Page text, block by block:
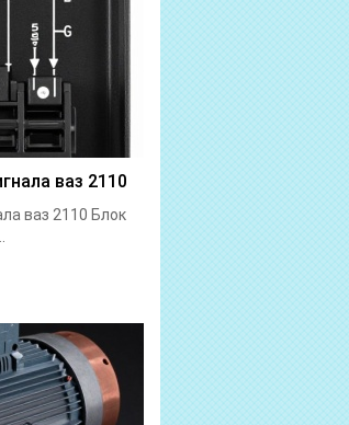
ваз 2110
ваз 2110 Блок